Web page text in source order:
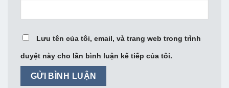
Lưu tên của tôi, email, và trang web trong trình
duyệt này cho lần bình luận kế tiếp của tôi.